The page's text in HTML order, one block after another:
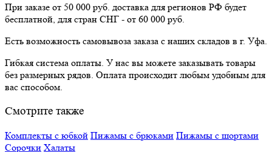
При заказе от 50 000 руб. доставка для регионов РФ будет
бесплатной, для стран СНГ - от 60 000 руб.
Есть возможность самовывоза заказа с наших складов в г. Уфа.
Гибкая система оплаты. У нас вы можете заказывать товары
без размерных рядов. Оплата происходит любым удобным для
вас способом.
Смотрите также
Комплекты с юбкой Пижамы с брюками Пижамы с шортами
Сорочки Халаты